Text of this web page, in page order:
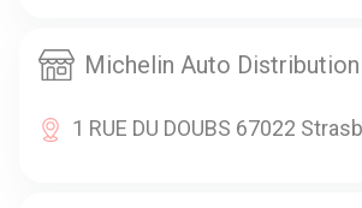
Michelin Auto Distribution
1 RUE DU DOUBS 67022